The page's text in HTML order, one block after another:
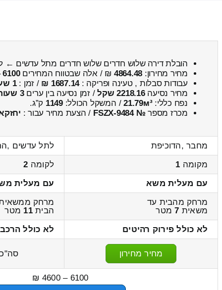
הובלת דירה שלוש חדרים שלוש חדרים מתל עדשים ←
מחיר מחירון: 4864.48 ₪ / אלה שבטווח המחירים6100
עבודות סבלות , טעינה ופריקה :1687.14 ₪ / זמן :1 שעות 28 דקות
מחיר נסיעה2218.16 שקל / זמן נסיעה בין ערים3 שעות , 10 דקות
נפח כללי:21.79м³/ המשקל הכולל:1149 ק”ג.
מכרז מספר № FSZX-9484 / הצעת מחיר עבור :
מחבר ,הדוכיפת
לתל עדשים
מקומה 1 לקומה 2
עם מעלית משא
עם מעלית
מרחק מהבית עד
משאית 7מטר
מרחק
הבית11 מטר
לא כולל פירוק רהיטים
לא כולל
מחיר מחירון
6100 – 4600 ₪